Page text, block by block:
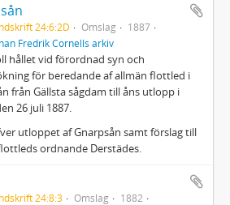
24:6:2D Omslag
1887
Fredrik Cornells arkiv
hållet vid förordnad syn och
för beredande af allmän flottled i
från Gällsta sågdam till åns utlopp i
26 juli 1887.
utloppet af Gnarpsån samt förslag till
ordnande Derstädes.
24:8:3 Omslag
1882